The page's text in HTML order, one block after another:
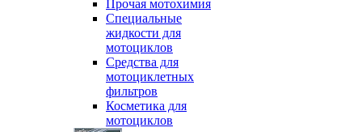
Прочая мотохимия
Специальные
жидкости для
мотоциклов
Средства для
мотоциклетных
фильтров
Косметика для
мотоциклов